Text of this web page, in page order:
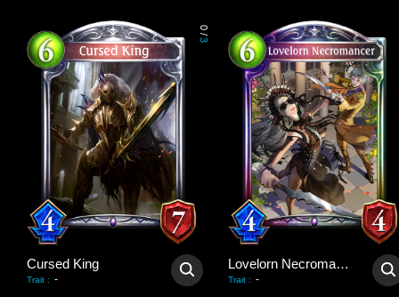
0
/
3
Cursed King
Trait : -
Lovelorn Necromancer
Trait : -